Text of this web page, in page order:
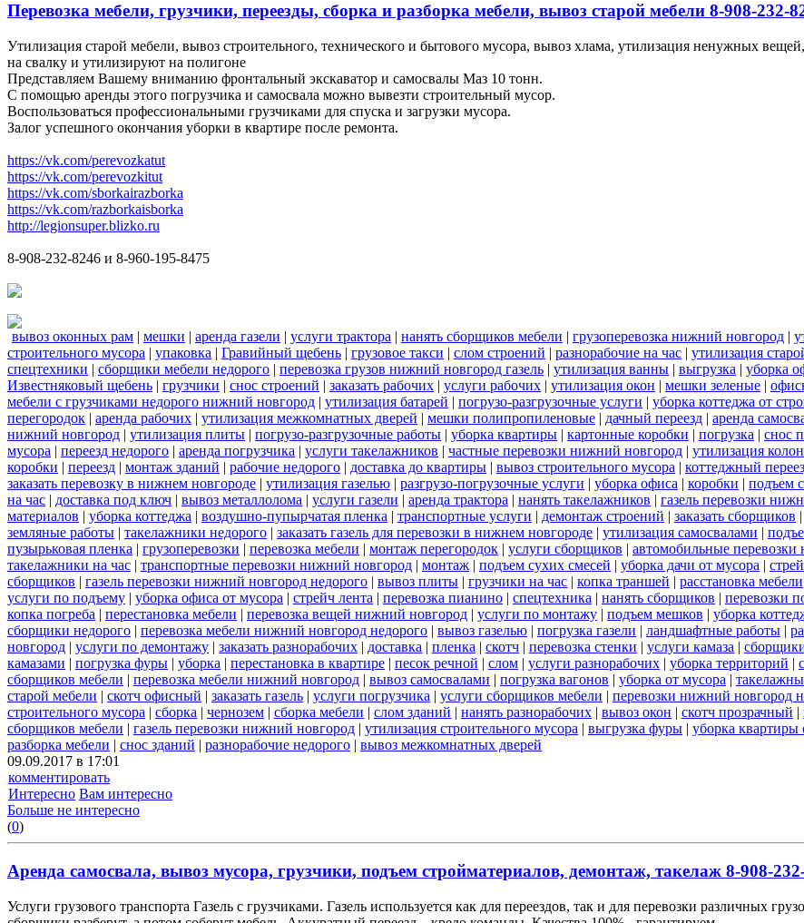
Перевозка мебели, грузчики, переезды, сборка и разборка мебели, вывоз старой мебели 8-908-232-
Утилизация старой мебели, вывоз строительного, технического и бытового мусора, вывоз хлама, утилизация ненужных вещей,
на свалку и утилизируют на полигоне
Представляем Вашему вниманию фронтальный экскаватор и самосвалы Маз 10 тонн.
С помощью аренды этого погрузчика и самосвала можно вывезти строительный мусор.
Воспользоваться профессиональными грузчиками для спуска и загрузки мусора.
Залог успешного окончания уборки в квартире после ремонта.
https://vk.com/perevozkatut
https://vk.com/perevozkitut
https://vk.com/sborkairazborka
https://vk.com/razborkaisborka
http://legionsuper.blizko.ru
8-908-232-8246 и 8-960-195-8475
вывоз оконных рам | мешки | аренда газели | услуги трактора | нанять сборщиков мебели | грузоперевозка нижний новгород |
строительного мусора | упаковка | Гравийный щебень | грузовое такси | слом строений | разнорабочие на час | утилизация
спецтехники | сборщики мебели недорого | перевозка грузов нижний новгород газель | утилизация ванны | выгрузка | уборка
Известняковый щебень | грузчики | снос строений | заказать рабочих | услуги рабочих | утилизация окон | мешки зеленые |
мебели с грузчиками недорого нижний новгород | утилизация батарей | погрузо-разгрузочные услуги | уборка коттеджа от
перегородок | аренда рабочих | утилизация межкомнатных дверей | мешки полипропиленовые | дачный переезд | аренда
нижний новгород | утилизация плиты | погрузо-разгрузочные работы | уборка квартиры | картонные коробки | погрузка | снос
мусора | переезд недорого | аренда погрузчика | услуги такелажников | частные перевозки нижний новгород | утилизация
коробки | переезд | монтаж зданий | рабочие недорого | доставка до квартиры | вывоз строительного мусора | коттеджный
заказать перевозку в нижнем новгороде | утилизация газелью | разгрузо-погрузочные услуги | уборка офиса | коробки | подъем
на час | доставка под ключ | вывоз металлолома | услуги газели | аренда трактора | нанять такелажников | газель перевозки
материалов | уборка коттеджа | воздушно-пупырчатая пленка | транспортные услуги | демонтаж строений | заказать сборщиков |
земляные работы | такелажники недорого | заказать газель для перевозки в нижнем новгороде | утилизация самосвалами |
пузырьковая пленка | грузоперевозки | перевозка мебели | монтаж перегородок | услуги сборщиков | автомобильные
такелажники на час | транспортные перевозки нижний новгород | монтаж | подъем сухих смесей | уборка дачи от мусора |
сборщиков | газель перевозки нижний новгород недорого | вывоз плиты | грузчики на час | копка траншей | расстановка мебели
услуги по подъему | уборка офиса от мусора | стрейч лента | перевозка пианино | спецтехника | нанять сборщиков | перевозки
копка погреба | перестановка мебели | перевозка вещей нижний новгород | услуги по монтажу | подъем мешков | уборка
сборщики недорого | перевозка мебели нижний новгород недорого | вывоз газелью | погрузка газели | ландшафтные работы |
новгород | услуги по демонтажу | заказать разнорабочих | доставка | пленка | скотч | перевозка стенки | услуги камаза |
камазами | погрузка фуры | уборка | перестановка в квартире | песок речной | слом | услуги разнорабочих | уборка территорий |
сборщиков мебели | перевозка мебели нижний новгород | вывоз самосвалами | погрузка вагонов | уборка от мусора |
старой мебели | скотч офисный | заказать газель | услуги погрузчика | услуги сборщиков мебели | перевозки нижний новгород
строительного мусора | сборка | чернозем | сборка мебели | слом зданий | нанять разнорабочих | вывоз окон | скотч прозрачный |
сборщиков мебели | газель перевозки нижний новгород | утилизация строительного мусора | выгрузка фуры | уборка квартиры
разборка мебели | снос зданий | разнорабочие недорого | вывоз межкомнатных дверей
09.09.2017 в 17:01
комментировать
Интересно Вам интересно
Больше не интересно
(0)
Аренда самосвала, вывоз мусора, грузчики, подъем стройматериалов, демонтаж, такелаж 8-908-
Услуги грузового транспорта Газель с грузчиками. Газель используется как для переездов, так и для перевозки различных